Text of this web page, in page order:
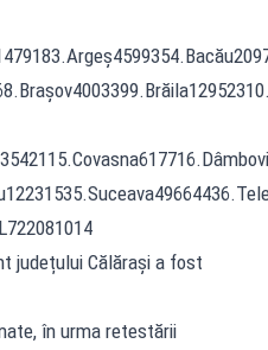
județului Călărași a fost
în urma retestării